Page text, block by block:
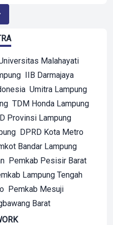
Malahayati
IIB Darmajaya
Umitra Lampung
TDM Honda Lampung
Provinsi Lampung
DPRD Kota Metro
Bandar Lampung
Pemkab Pesisir Barat
Lampung Tengah
Pemkab Mesuji
Barat